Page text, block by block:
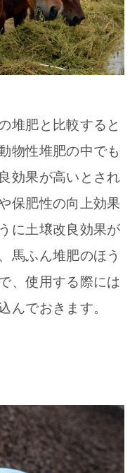
堆肥と比較すると
物性堆肥の中でも
効果が高いとされ
保肥性の向上効果
に土壌改良効果が
馬ふん堆肥のほう
、使用する際には
んでおきます。